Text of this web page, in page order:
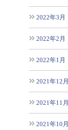
2022年3月
2022年2月
2022年1月
2021年12月
2021年11月
2021年10月